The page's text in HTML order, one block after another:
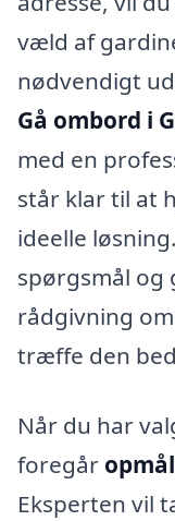
væld af
nødvendigt
Gå ombord i
med en
står klar til at
ideelle
spørgsmål
rådgivning
træffe den
Når du har
foregår
Eksperten vil